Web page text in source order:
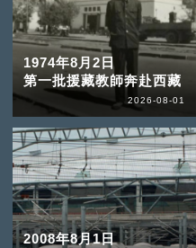
1974年8月2日
第一批援藏教師奔赴西藏
2026-08-01
2008年8月1日